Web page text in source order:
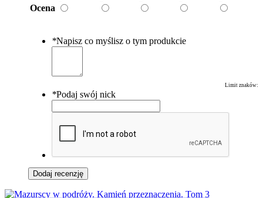
Ocena
*Napisz co myślisz o tym produkcie
Limit znaków:
*Podaj swój nick
Dodaj recenzję